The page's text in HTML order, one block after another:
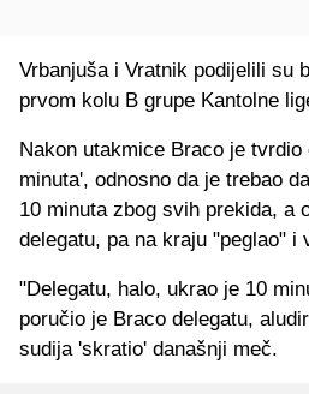
Vrbanjuša i Vratnik podijelili su
prvom kolu B grupe Kantolne
Nakon utakmice Braco je
minuta', odnosno da je trebao
10 minuta zbog svih prekida, a
delegatu, pa na kraju "peglao" i
"Delegatu, halo, ukrao je 10
poručio je Braco delegatu,
sudija 'skratio' današnji meč.